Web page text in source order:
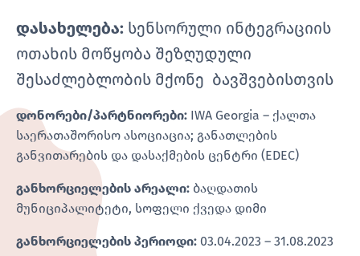
დასახელება: სენსორული ინტეგრაციის
ოთახის მოწყობა შეზღუდული
შესაძლებლობის მქონე ბავშვებისთვის
დონორები/პარტნიორები: IWA Georgia – ქალთა
საერათაშორისო ასოციაცია; განათლების
განვითარების და დასაქმების ცენტრი (EDEC)
განხორციელების არეალი: ბაღდათის
მუნიციპალიტეტი, სოფელი ქვედა დიმი
განხორციელების პერიოდი: 03.04.2023 – 31.08.2023